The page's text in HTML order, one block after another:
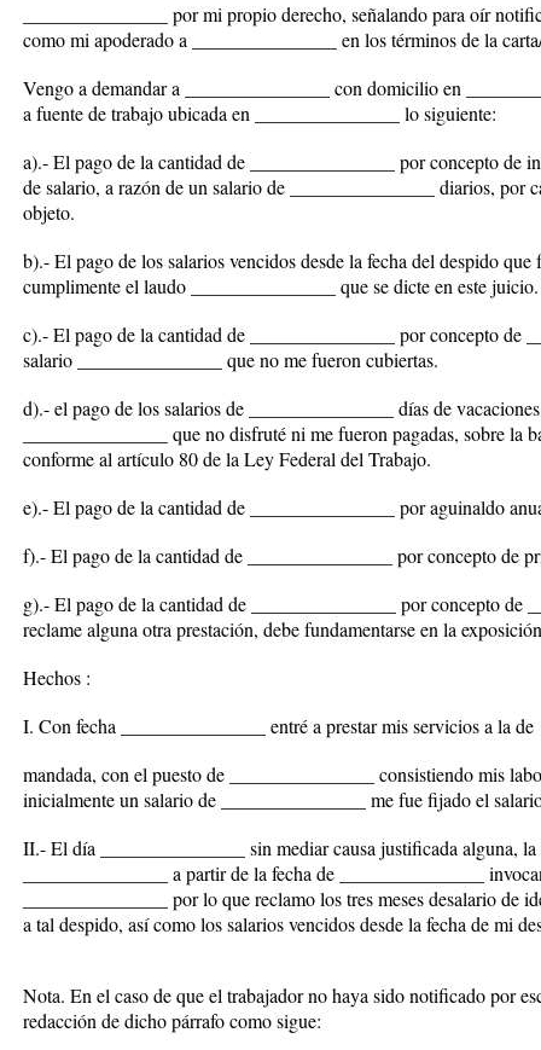
_______________ por mi propio derecho, señalando para oír
como mi apoderado a _______________ en los términos de la
Vengo a demandar a _______________ con domicilio en
a fuente de trabajo ubicada en _______________ lo siguiente:
a).- El pago de la cantidad de _______________ por concepto de
de salario, a razón de un salario de _______________ diarios, por
objeto.
b).- El pago de los salarios vencidos desde la fecha del despido
cumplimente el laudo _______________ que se dicte en este juicio.
c).- El pago de la cantidad de _______________ por concepto de
salario _______________ que no me fueron cubiertas.
d).- el pago de los salarios de _______________ días de
_______________ que no disfruté ni me fueron pagadas, sobre la
conforme al artículo 80 de la Ley Federal del Trabajo.
e).- El pago de la cantidad de _______________ por aguinaldo
f).- El pago de la cantidad de _______________ por concepto de
g).- El pago de la cantidad de _______________ por concepto de
reclame alguna otra prestación, debe fundamentarse en la
Hechos :
I. Con fecha _______________ entré a prestar mis servicios a la de
mandada, con el puesto de _______________ consistiendo mis
inicialmente un salario de _______________ me fue fijado el
II.- El día _______________ sin mediar causa justificada alguna,
_______________ a partir de la fecha de _______________
_______________ por lo que reclamo los tres meses desalario de
a tal despido, así como los salarios vencidos desde la fecha de mi
Nota. En el caso de que el trabajador no haya sido notificado por
redacción de dicho párrafo como sigue: